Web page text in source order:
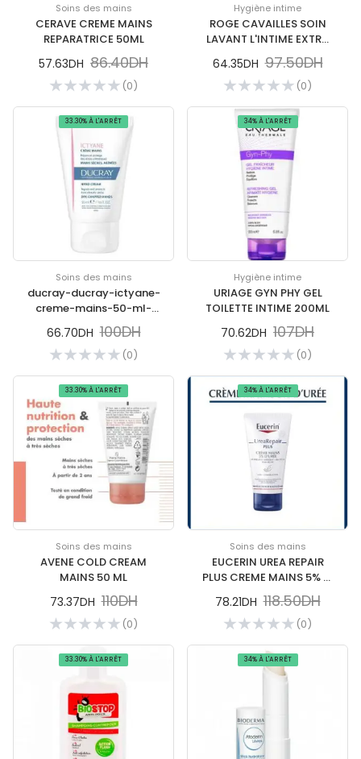
Soins des mains
CERAVE CREME MAINS
REPARATRICE 50ML
57.63DH 86.40DH
(0)
Hygiène intime
ROGE CAVAILLES SOIN
LAVANT L'INTIME EXTRA
DOUX 100 ML
64.35DH 97.50DH
(0)
33.30% À L'ARRÊT
Soins des mains
ducray-ducray-ictyane-
creme-mains-50-ml-
soins-des-mains
66.70DH 100DH
(0)
34% À L'ARRÊT
Hygiène intime
URIAGE GYN PHY GEL
TOILETTE INTIME 200ML
70.62DH 107DH
(0)
33.30% À L'ARRÊT
Soins des mains
AVENE COLD CREAM
MAINS 50 ML
73.37DH 110DH
(0)
34% À L'ARRÊT
Soins des mains
EUCERIN UREA REPAIR
PLUS CREME MAINS 5% D'
UREE 75 ML
78.21DH 118.50DH
(0)
33.30% À L'ARRÊT 34% À L'ARRÊT